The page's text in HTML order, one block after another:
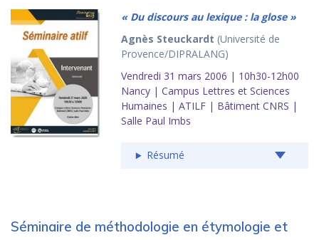
« Du discours au lexique : la glose »
Agnès Steuckardt (Université de
Provence/DIPRALANG)
Vendredi 31 mars 2006 | 10h30-12h00
Nancy | Campus Lettres et Sciences
Humaines | ATILF | Bâtiment CNRS |
Salle Paul Imbs
Résumé
Séminaire de méthodologie en étymologie et